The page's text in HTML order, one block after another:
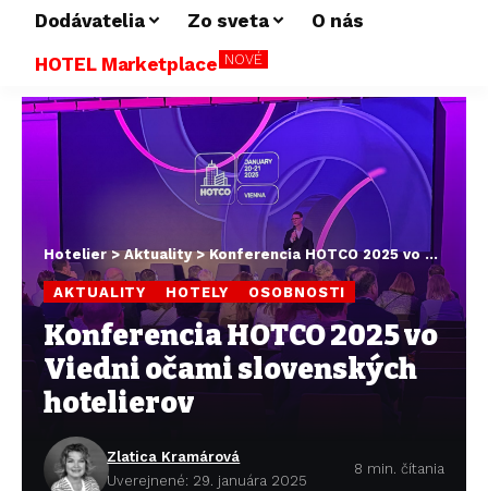
Dodávatelia
Zo sveta
O nás
HOTEL Marketplace NOVÉ
Hotelier>Aktuality>Konferencia HOTCO 2025 vo Viedni očami slovenských hotelierov
AKTUALITY HOTELY OSOBNOSTI
Konferencia HOTCO 2025 vo
Viedni očami slovenských
hotelierov
Zlatica Kramárová
Uverejnené: 29. januára 2025
8 min. čítania